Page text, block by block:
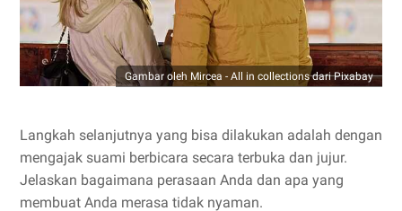
Gambar oleh Mircea - All in collections dari Pixabay
Langkah selanjutnya yang bisa dilakukan adalah dengan
mengajak suami berbicara secara terbuka dan jujur.
Jelaskan bagaimana perasaan Anda dan apa yang
membuat Anda merasa tidak nyaman.